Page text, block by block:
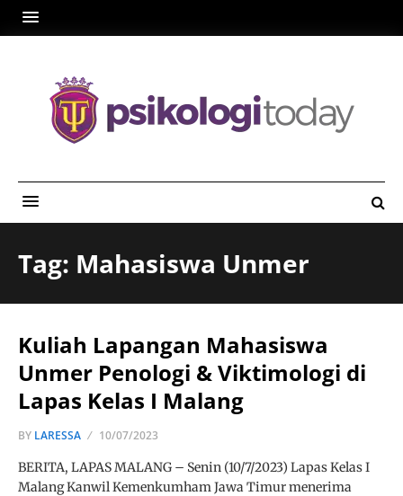
Tag: Mahasiswa Unmer
Kuliah Lapangan Mahasiswa
Unmer Penologi & Viktimologi di
Lapas Kelas I Malang
BY LARESSA 10/07/2023
BERITA, LAPAS MALANG – Senin (10/7/2023) Lapas Kelas I
Malang Kanwil Kemenkumham Jawa Timur menerima